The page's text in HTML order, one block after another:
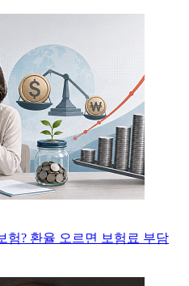
험? 환율 오르면 보험료 부담